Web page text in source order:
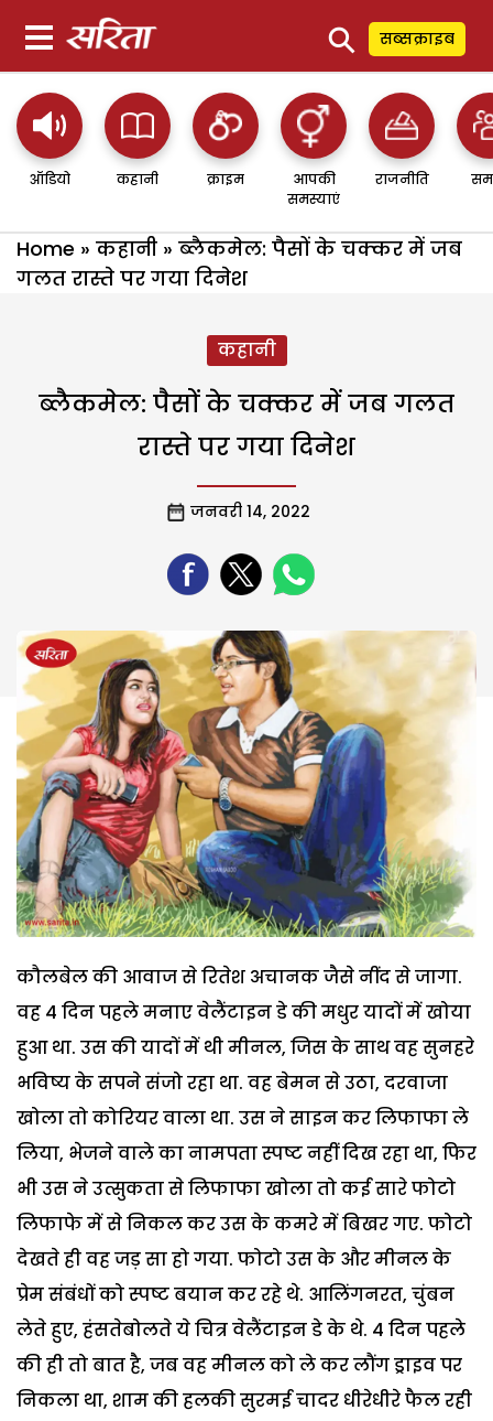
⚲ सब्सक्राइब
ऑडियो कहानी क्राइम
आपकी
समस्याएं
राजनीति
Home » कहानी » ब्लैकमेल: पैसों के चक्कर में जब
गलत रास्ते पर गया दिनेश
कहानी
ब्लैकमेल: पैसों के चक्कर में जब गलत
रास्ते पर गया दिनेश
जनवरी 14, 2022
कौलबेल की आवाज से रितेश अचानक जैसे नींद से जागा.
वह 4 दिन पहले मनाए वेलैंटाइन डे की मधुर यादों में खोया
हुआ था. उस की यादों में थी मीनल, जिस के साथ वह सुनहरे
भविष्य के सपने संजो रहा था. वह बेमन से उठा, दरवाजा
खोला तो कोरियर वाला था. उस ने साइन कर लिफाफा ले
लिया, भेजने वाले का नामपता स्पष्ट नहीं दिख रहा था, फिर
भी उस ने उत्सुकता से लिफाफा खोला तो कई सारे फोटो
लिफाफे में से निकल कर उस के कमरे में बिखर गए. फोटो
देखते ही वह जड़ सा हो गया. फोटो उस के और मीनल के
प्रेम संबंधों को स्पष्ट बयान कर रहे थे. आलिंगनरत, चुंबन
लेते हुए, हंसतेबोलते ये चित्र वेलैंटाइन डे के थे. 4 दिन पहले
की ही तो बात है, जब वह मीनल को ले कर लौंग ड्राइव पर
निकला था, शाम की हलकी सुरमई चादर धीरेधीरे फैल रही